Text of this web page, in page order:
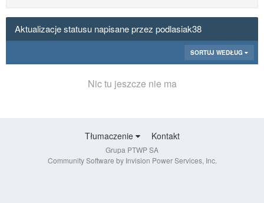
Aktualizacje statusu napisane przez podlasiak38
SORTUJ WEDŁUG
Nic tu jeszcze nie ma
Tłumaczenie Kontakt
Grupa PTWP SA
Community Software by Invision Power Services, Inc.